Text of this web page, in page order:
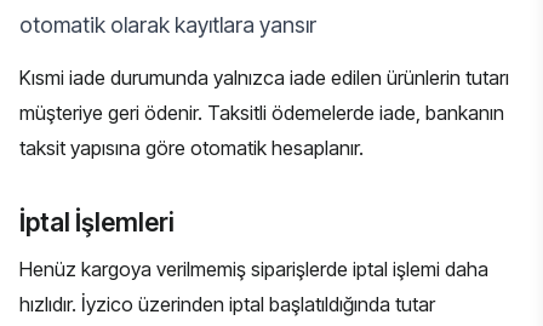
otomatik olarak kayıtlara yansır
Kısmi iade durumunda yalnızca iade edilen ürünlerin tutarı
müşteriye geri ödenir. Taksitli ödemelerde iade, bankanın
taksit yapısına göre otomatik hesaplanır.
İptal İşlemleri
Henüz kargoya verilmemiş siparişlerde iptal işlemi daha
hızlıdır. İyzico üzerinden iptal başlatıldığında tutar